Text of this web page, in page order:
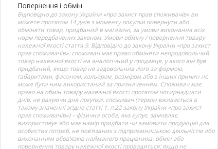
Повернення і обмін
Відповідно до закону України «про захист прав споживачів» ви
можете протягом 14 днів з моменту покупки повернути або
обміняти товар, придбаний в магазині, за умови виконання всіх
норм передбачених законом. Умови обміну / повернення товару
належної якості стаття 9. Відповідно до закону України «про захист
прав споживачів»: споживач має право обміняти непродовольчий
товар належної якості на аналогічний у продавця, у якого він був
придбаний, якщо товар не задовольнив його за формою,
габаритами, фасоном, кольором, розміром або з інших причин не
може бути ним використаний за призначенням. Споживач має
право на обмін товару належної якості протягом чотирнадцяти
днів, не рахуючи дня покупки. споживач (термін вживається в
такому значенні згідно статті 1. п.22 закону України «про захист
прав споживачів») – фізична особа, яка купує, замовляє,
використовує або має намір придбати чи замовити продукцію для
особистих потреб, не пов’язаних з підприємницькою діяльністю або
виконанням обов’язків найманого працівника. обмін або
повернення товару належної якості провадиться: якщо не